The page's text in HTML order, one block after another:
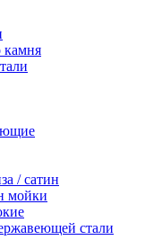
камня
/ сатин
мойки
стали